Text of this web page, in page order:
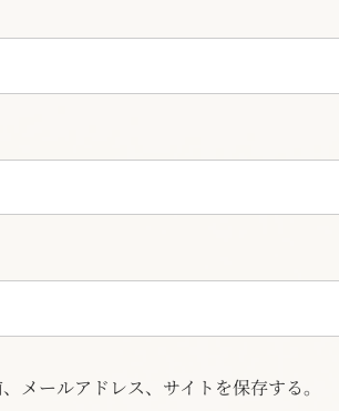
メールアドレス、サイトを保存する。